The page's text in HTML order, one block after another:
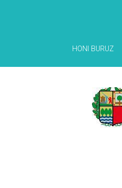
HONI BURUZ